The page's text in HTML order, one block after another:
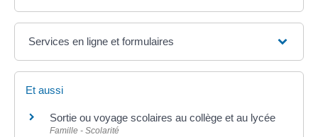
Services en ligne et formulaires
Et aussi
Sortie ou voyage scolaires au collège et au lycée
Famille - Scolarité